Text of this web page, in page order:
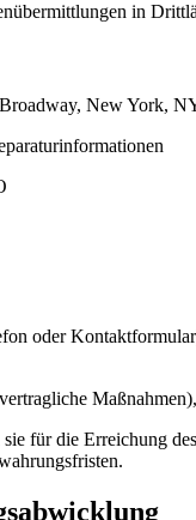
in
New York,
oder
für die Erreichung